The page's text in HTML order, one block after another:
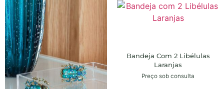
Bandeja Com 2 Libélulas
Laranjas
Preço sob consulta